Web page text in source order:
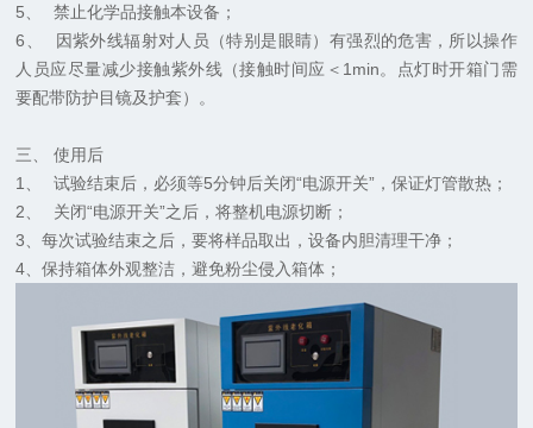
5、
禁止化学品接触本设备；
6、
因紫外线辐射对人员（特别是眼睛）有强烈的危害，所以操作
人员应尽量减少接触紫外线（接触时间应＜1min。点灯时开箱门需
要配带防护目镜及护套）。
三、
使用后
1、
试验结束后，必须等5分钟后关闭“电源开关”，保证灯管散热；
2、
关闭“电源开关”之后，将整机电源切断；
3、每次试验结束之后，要将样品取出，设备内胆清理干净；
4、保持箱体外观整洁，避免粉尘侵入箱体；